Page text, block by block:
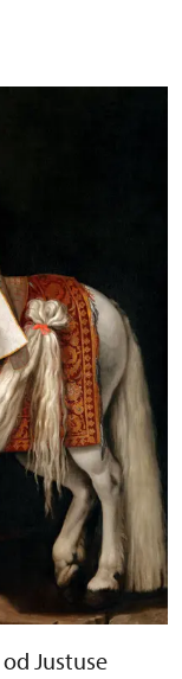
od Justuse